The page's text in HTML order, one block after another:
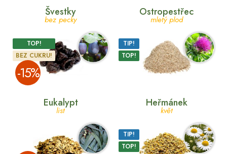
Švestky
bez pecky
TOP!
BEZ CUKRU!
­-15%
Ostropestřec
mletý plod
TIP!
TOP!
Eukalypt
list
Heřmánek
květ
TIP!
TOP!